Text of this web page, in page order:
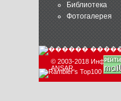
Библиотека
Фотогалерея
© 2003-2018
ANSAR